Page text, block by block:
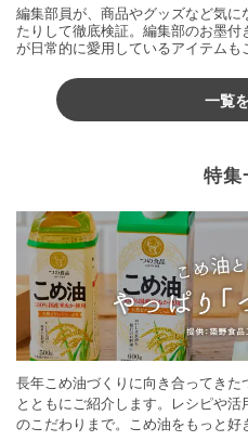
編集部員が、商品やグッズなど気
たりして徹底検証。編集部のお墨
が日常的に愛用しているアイテムも
一覧
特集
長年こめ油づくりに向き合ってき
とともにご紹介します。レシピや
のこだわりまで。こめ油をもっと